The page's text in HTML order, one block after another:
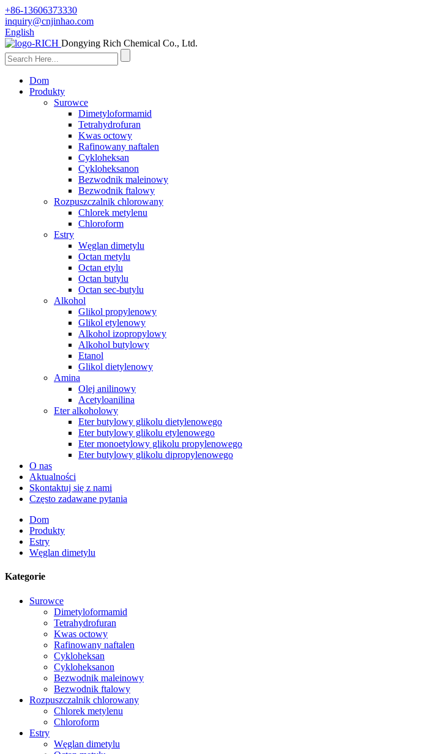
+86-13606373330
inquiry@cnjinhao.com
English
Dongying Rich Chemical Co., Ltd.
Dom
Produkty
Surowce
Dimetyloformamid
Tetrahydrofuran
Kwas octowy
Rafinowany naftalen
Cykloheksan
Cykloheksanon
Bezwodnik maleinowy
Bezwodnik ftalowy
Rozpuszczalnik chlorowany
Chlorek metylenu
Chloroform
Estry
Węglan dimetylu
Octan metylu
Octan etylu
Octan butylu
Octan sec-butylu
Alkohol
Glikol propylenowy
Glikol etylenowy
Alkohol izopropylowy
Alkohol butylowy
Etanol
Glikol dietylenowy
Amina
Olej anilinowy
Acetyloanilina
Eter alkoholowy
Eter butylowy glikolu dietylenowego
Eter butylowy glikolu etylenowego
Eter monoetylowy glikolu propylenowego
Eter butylowy glikolu dipropylenowego
O nas
Aktualności
Skontaktuj się z nami
Często zadawane pytania
Dom
Produkty
Estry
Węglan dimetylu
Kategorie
Surowce
Dimetyloformamid
Tetrahydrofuran
Kwas octowy
Rafinowany naftalen
Cykloheksan
Cykloheksanon
Bezwodnik maleinowy
Bezwodnik ftalowy
Rozpuszczalnik chlorowany
Chlorek metylenu
Chloroform
Estry
Węglan dimetylu